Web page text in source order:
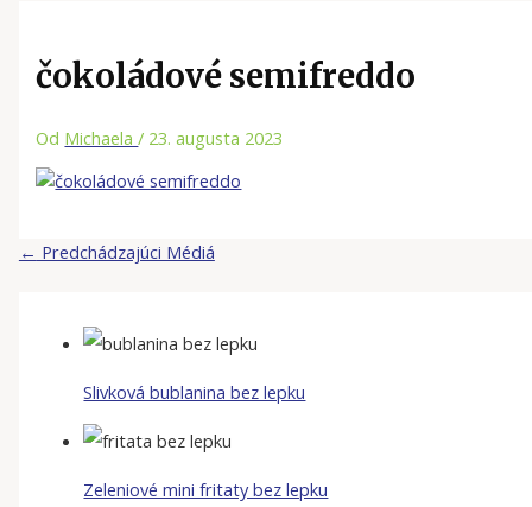
čokoládové semifreddo
Od Michaela/ 23. augusta 2023
← Predchádzajúci Médiá
Slivková bublanina bez lepku
Zeleniové mini fritaty bez lepku